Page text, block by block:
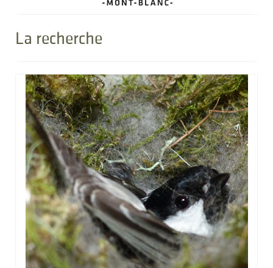
La recherche